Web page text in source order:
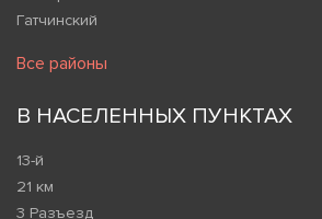
Гатчинский
Все районы
В НАСЕЛЕННЫХ ПУНКТАХ
13-й
21 км
3 Разъезд